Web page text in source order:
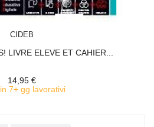
CIDEB
LIVRE ELEVE ET CAHIER...
14,95 €
7+ gg lavorativi